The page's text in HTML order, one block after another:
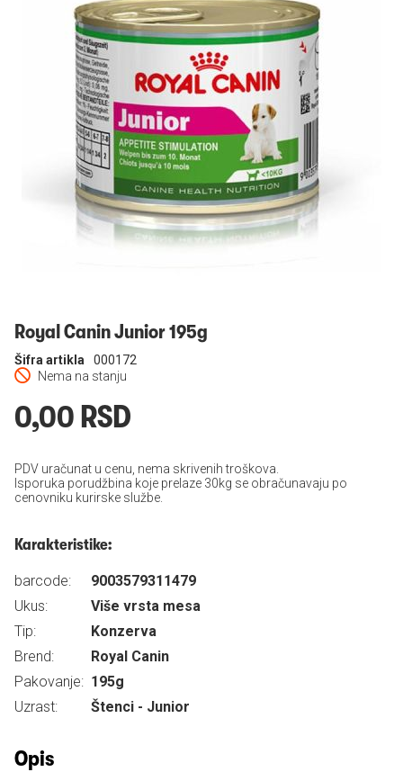
Royal Canin Junior 195g
Nema na stanju
Šifra artikla 000172
0,00 RSD
PDV uračunat u cenu, nema skrivenih troškova.
Isporuka porudžbina koje prelaze 30kg se obračunavaju po
cenovniku kurirske službe.
Karakteristike:
barcode:
9003579311479
Ukus:
Više vrsta mesa
Tip:
Konzerva
Brend:
Royal Canin
Pakovanje: 195g
Uzrast:
Štenci - Junior
Opis